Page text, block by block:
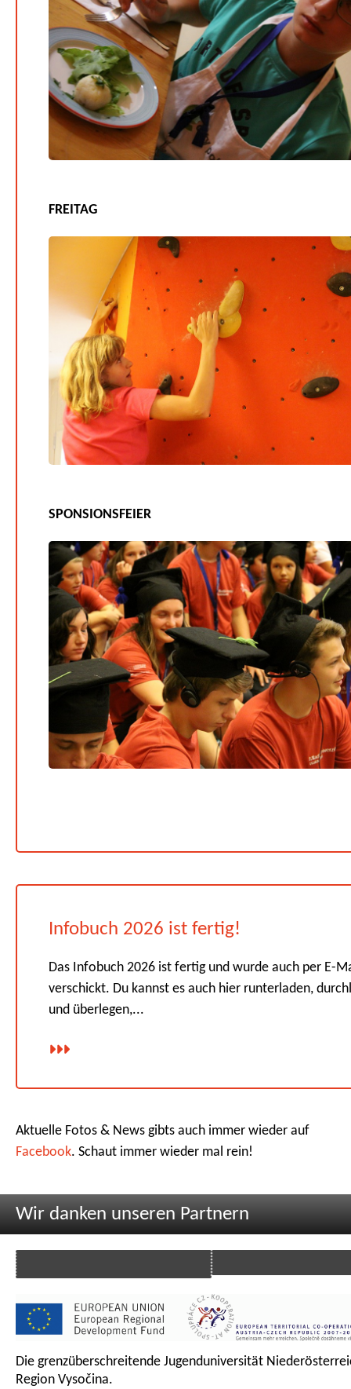
FREITAG
SPONSIONSFEIER
Infobuch 2026 ist fertig!
Das Infobuch 2026 ist fertig und wurde auch per E-
verschickt. Du kannst es auch hier runterladen,
und überlegen,...
Aktuelle Fotos & News gibts auch immer wieder auf
Facebook. Schaut immer wieder mal rein!
Wir danken unseren Partnern
Die grenzüberschreitende Jugenduniversität
Region Vysočina.